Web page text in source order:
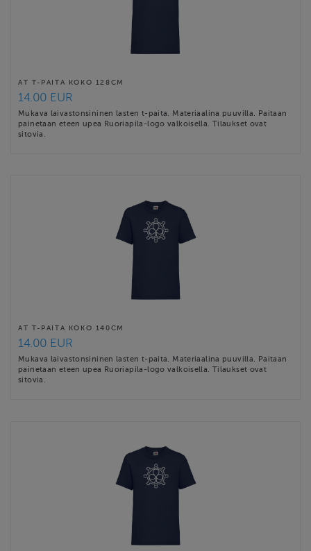
AT T-PAITA KOKO 128CM
14.00 EUR
Mukava laivastonsininen lasten t-paita. Materiaalina puuvilla. Paitaan
painetaan eteen upea Ruoriapila-logo valkoisella. Tilaukset ovat
sitovia.
AT T-PAITA KOKO 140CM
14.00 EUR
Mukava laivastonsininen lasten t-paita. Materiaalina puuvilla. Paitaan
painetaan eteen upea Ruoriapila-logo valkoisella. Tilaukset ovat
sitovia.